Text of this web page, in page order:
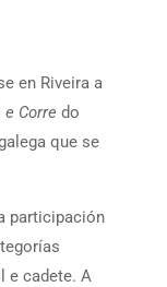
en Riveira a
e Corre do
que se
participación
e cadete. A